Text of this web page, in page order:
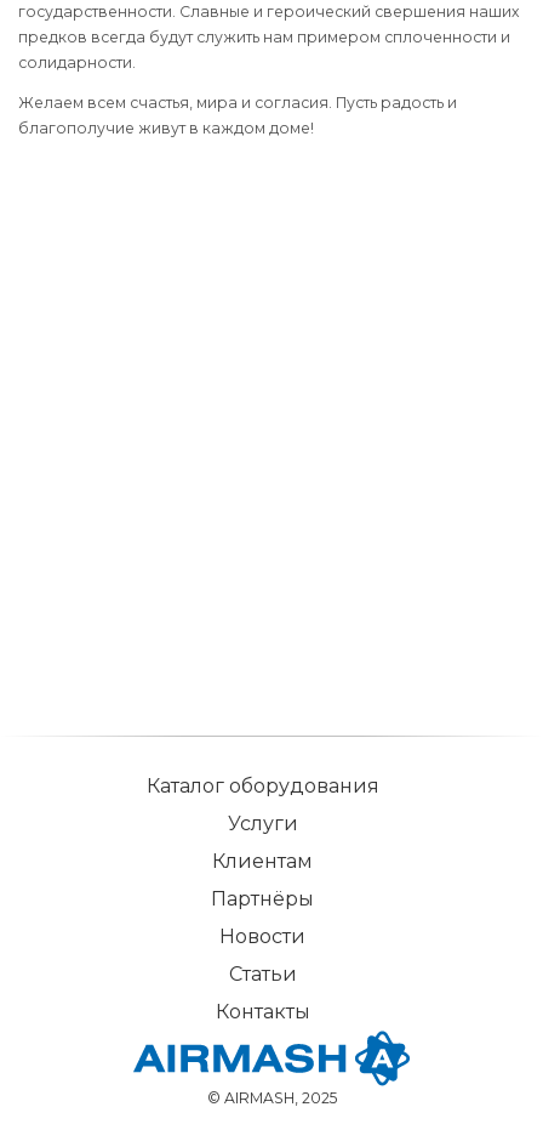
государственности. Славные и героический свершения наших
предков всегда будут служить нам примером сплоченности и
солидарности.
Желаем всем счастья, мира и согласия. Пусть радость и
благополучие живут в каждом доме!
© AIRMASH, 2025
Каталог оборудования
Услуги
Клиентам
Партнёры
Новости
Статьи
Контакты